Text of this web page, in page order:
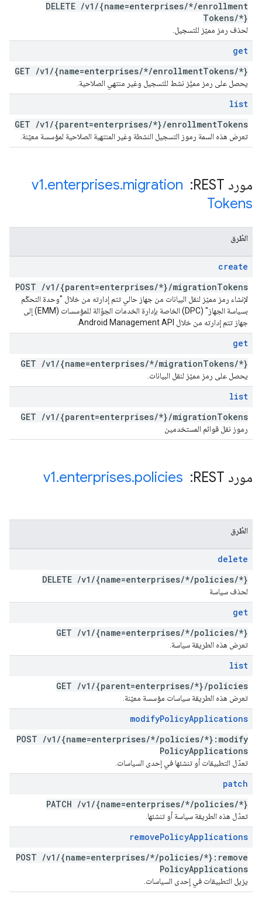
DELETE /v1 /{name=enterprises/*/enrollment
Tokens/*}
لحذف رمز مميّز للتسجيل.
get
GET /v1 /{name=enterprises/*/enrollmentTokens/*}
يحصل على رمز مميَّز نشط للتسجيل وغير منتهي الصلاحية.
list
GET /v1 /{parent=enterprises/*}/enrollmentTokens
تعرض هذه السمة رموز التسجيل النشطة وغير المنتهية الصلاحية لمؤسسة معيّنة.
مورد REST: ‏ v1.enterprises.migration
Tokens
الطُرق
create
POST /v1 /{parent=enterprises/*}/migrationTokens
لإنشاء رمز مميّز لنقل البيانات من جهاز حالي تتم إدارته من خلال "وحدة التحكّم
بسياسة الجهاز" (DPC) الخاصة بإدارة الخدمات الجوّالة للمؤسسات (EMM) إلى
جهاز تتم إدارته من خلال Android Management API.
get
GET /v1 /{name=enterprises/*/migrationTokens/*}
يحصل على رمز مميّز لنقل البيانات.
list
GET /v1 /{parent=enterprises/*}/migrationTokens
رموز نقل قوائم المستخدمين
مورد REST: ‏ v1.enterprises.policies
الطُرق
delete
DELETE /v1 /{name=enterprises/*/policies/*}
لحذف سياسة
get
GET /v1 /{name=enterprises/*/policies/*}
تعرض هذه الطريقة سياسة.
list
GET /v1 /{parent=enterprises/*}/policies
تعرض هذه الطريقة سياسات مؤسسة معيّنة.
modifyPolicyApplications
POST /v1 /{name=enterprises/*/policies/*}:modify
PolicyApplications
تعدّل التطبيقات أو تنشئها في إحدى السياسات.
patch
PATCH /v1 /{name=enterprises/*/policies/*}
تعدّل هذه الطريقة سياسة أو تنشئها.
removePolicyApplications
POST /v1 /{name=enterprises/*/policies/*}:remove
PolicyApplications
يزيل التطبيقات في إحدى السياسات.